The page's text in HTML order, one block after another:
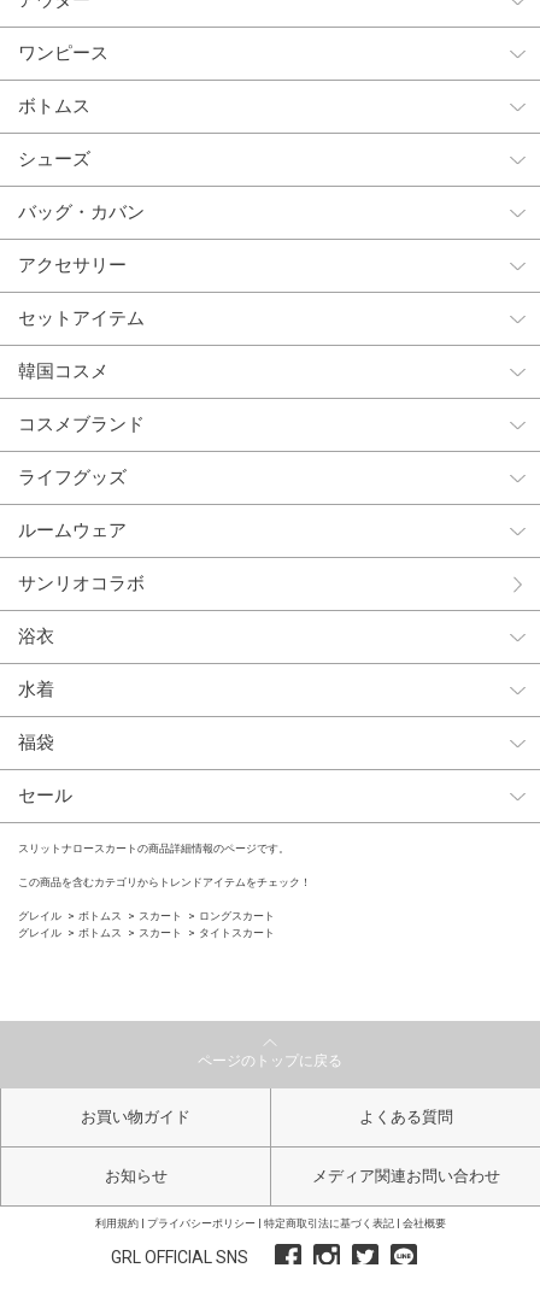
ワンピース
ボトムス
シューズ
バッグ・カバン
アクセサリー
セットアイテム
韓国コスメ
コスメブランド
ライフグッズ
ルームウェア
サンリオコラボ
浴衣
水着
福袋
セール
スリットナロースカートの商品詳細情報のページです。
この商品を含むカテゴリからトレンドアイテムをチェック！
グレイル ボトムス スカート
ロングスカート
グレイル
ボトムス スカート タイトスカート
ページのトップに戻る
お買い物ガイド よくある質問
お知らせ メディア関連お問い合わせ
利用規約 プライバシーポリシー 特定商取引法に基づく表記 会社概要
GRL OFFICIAL SNS